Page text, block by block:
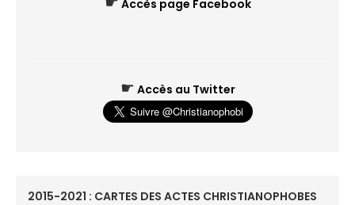
Accès page Facebook
☛ Accès au Twitter
2015-2021 : CARTES DES ACTES CHRISTIANOPHOBES